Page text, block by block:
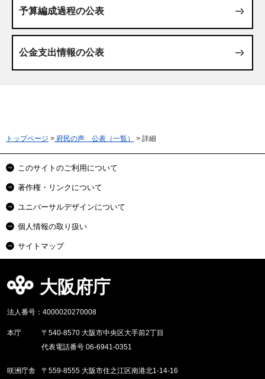
予算編成過程の公表
公金支出情報の公表
トップページ > 府民の声 公表（一覧） > 詳細
このサイトのご利用について
著作権・リンクについて
ユニバーサルデザインについて
個人情報の取り扱い
サイトマップ
大阪府庁
法人番号：4000020270008
本庁
〒540-8570 大阪市中央区大手前2丁目
代表電話番号 06-6941-0351
咲洲庁舎 〒559-8555 大阪市住之江区南港北1-14-16